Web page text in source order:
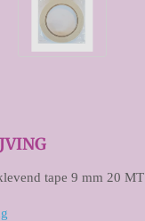
tape 9 mm 20 MT